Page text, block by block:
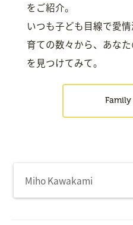
をご紹介。
いつも子ども目線で愛
育ての数々から、あな
を見つけてみて。
Family
Miho Kawakami